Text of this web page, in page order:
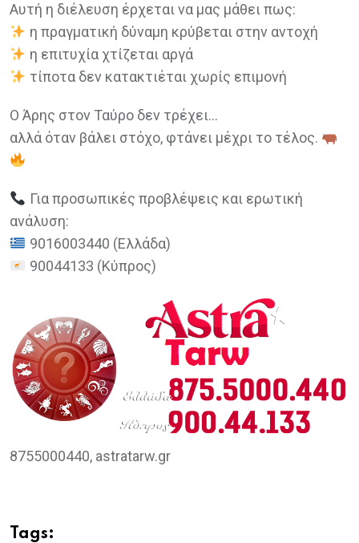
Αυτή η διέλευση έρχεται να μας μάθει πως:
η πραγματική δύναμη κρύβεται στην αντοχή
η επιτυχία χτίζεται αργά
τίποτα δεν κατακτιέται χωρίς επιμονή
Ο Άρης στον Ταύρο δεν τρέχει…
αλλά όταν βάλει στόχο, φτάνει μέχρι το τέλος.
Για προσωπικές προβλέψεις και ερωτική
ανάλυση:
9016003440 (Ελλάδα)
90044133 (Κύπρος)
8755000440, astratarw.gr
Tags: